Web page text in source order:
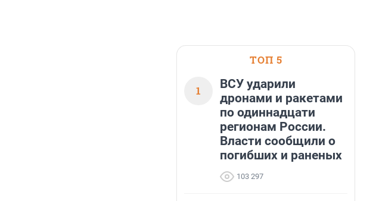
ТОП 5
1
ВСУ ударили
дронами и ракетами
по одиннадцати
регионам России.
Власти сообщили о
погибших и раненых
103 297